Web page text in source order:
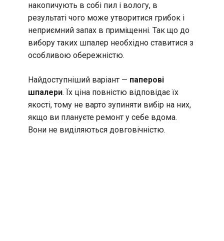
накопичують в собі пил і вологу, в
результаті чого може утворитися грибок і
неприємний запах в приміщенні. Так що до
вибору таких шпалер необхідно ставитися з
особливою обережністю.
Найдоступніший варіант — паперові
шпалери. Їх ціна повністю відповідає їх
якості, тому не варто зупиняти вибір на них,
якщо ви плануєте ремонт у себе вдома.
Вони не виділяються довговічністю.